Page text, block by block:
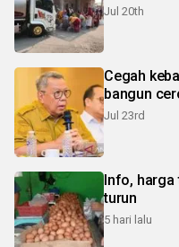
Jul 20th
Cegah
bangun
Jul 23rd
Info, harga
turun
5 hari lalu